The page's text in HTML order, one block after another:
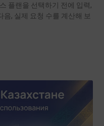
플랜을 선택하기 전에 입력,
, 실제 요청 수를 계산해 보